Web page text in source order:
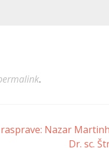
.
Nazar
Dr. sc.